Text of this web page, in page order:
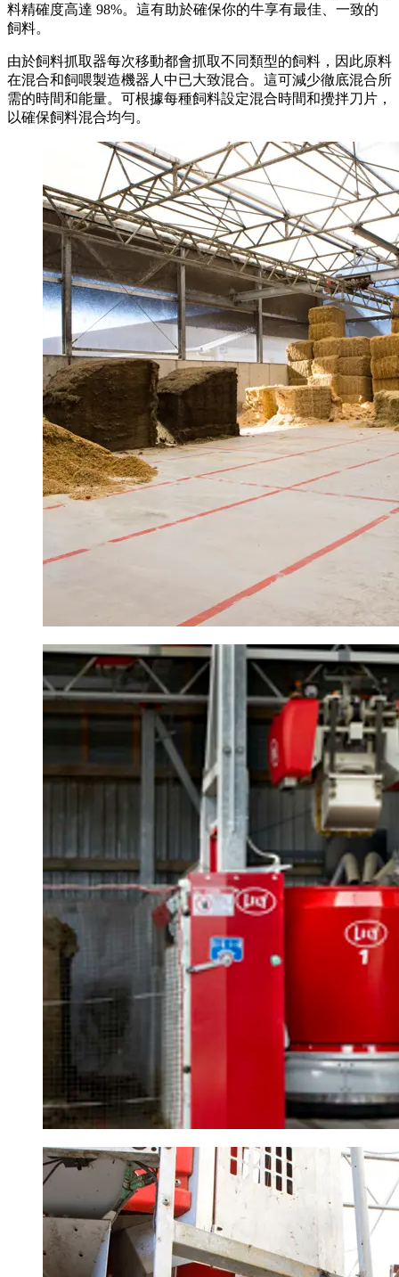
料精確度高達 98%。這有助於確保你的牛享有最佳、一致的
飼料。
由於飼料抓取器每次移動都會抓取不同類型的飼料，因此原料
在混合和飼喂製造機器人中已大致混合。這可減少徹底混合所
需的時間和能量。可根據每種飼料設定混合時間和攪拌刀片，
以確保飼料混合均勻。